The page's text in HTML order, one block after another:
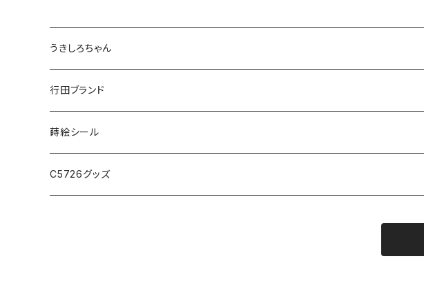
うきしろちゃん
ステーショナリー
アクセサリー・小物
行田ブランド
ファッション
バック・ポーチ
蒔絵シール
C5726グッズ